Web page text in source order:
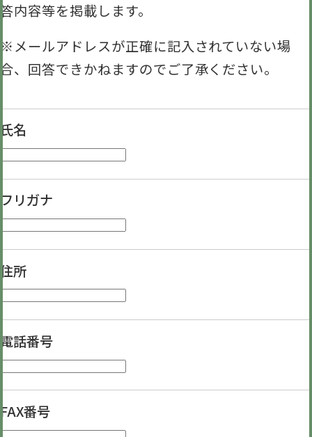
答内容等を掲載します。
※メールアドレスが正確に記入されていない場
合、回答できかねますのでご了承ください。
氏名
フリガナ
住所
電話番号
FAX番号